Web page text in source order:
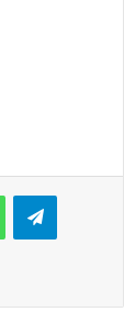
WhatsApp